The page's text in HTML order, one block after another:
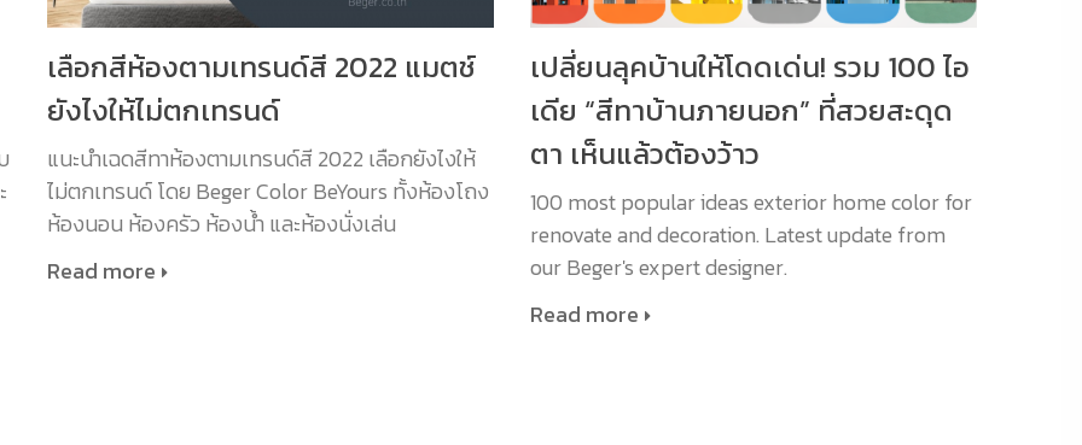
เลือกสีห้องตามเทรนด์สี 2022 แมตช์
ยังไงให้ไม่ตกเทรนด์
แนะนำเฉดสีทาห้องตามเทรนด์สี 2022 เลือกยังไงให้
ไม่ตกเทรนด์ โดย Beger Color BeYours ทั้งห้องโถง
ห้องนอน ห้องครัว ห้องน้ำ และห้องนั่งเล่น
Read more
เปลี่ยนลุคบ้านให้โดดเด่น! รวม 100 ไอ
เดีย “สีทาบ้านภายนอก” ที่สวยสะดุด
ตา เห็นแล้วต้องว้าว
100 most popular ideas exterior home color for
renovate and decoration. Latest update from
our Beger's expert designer.
Read more